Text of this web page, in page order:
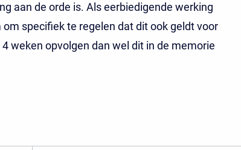
aan de orde is. Als eerbiedigende werking
specifiek te regelen dat dit ook geldt voor
weken opvolgen dan wel dit in de memorie